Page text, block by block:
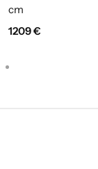
cm
1209€